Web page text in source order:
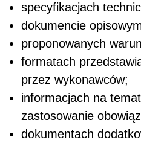
specyfikacjach
dokumencie
proponowanych
formatach
przez wykonawców;
informacjach na
zastosowanie
dokumentach